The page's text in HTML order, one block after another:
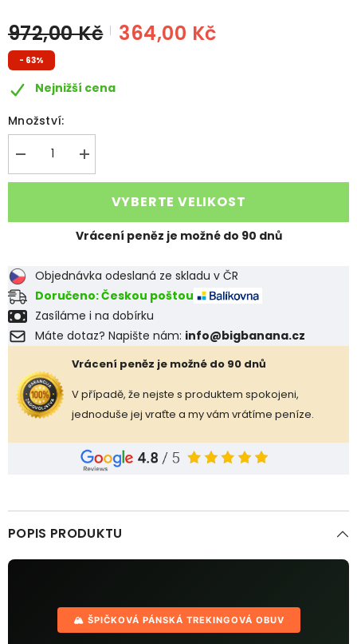
972,00 Kč 364,00 Kč
- 63%
Nejnižší cena
Množství:
Decrease
quantity
for
BOTA
Increase
quantity
for
SPRINGWALK
ŠPIČKOVÁ
PÁNSKÁ
VYBERTE VELIKOST
Vrácení peněz je možné do 90 dnů
Objednávka odeslaná ze skladu v ČR
Doručeno: Českou poštou
Zasíláme i na dobírku
Máte dotaz? Napište nám: info@bigbanana.cz
Vrácení peněz je možné do 90 dnů
V případě, že nejste s produktem spokojeni,
jednoduše jej vraťte a my vám vrátíme peníze.
POPIS PRODUKTU
🏔️ ŠPIČKOVÁ PÁNSKÁ TREKINGOVÁ OBUV